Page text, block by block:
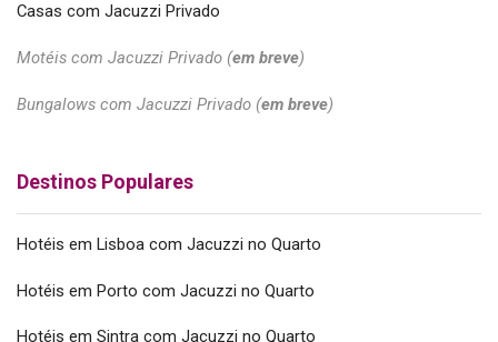
Casas com Jacuzzi Privado
Motéis com Jacuzzi Privado (em breve)
Bungalows com Jacuzzi Privado (em breve)
Destinos Populares
Hotéis em Lisboa com Jacuzzi no Quarto
Hotéis em Porto com Jacuzzi no Quarto
Hotéis em Sintra com Jacuzzi no Quarto